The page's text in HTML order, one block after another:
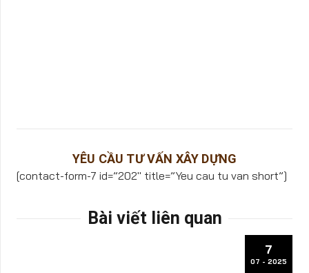
YÊU CẦU TƯ VẤN XÂY DỰNG
[contact-form-7 id=”202″ title=”Yeu cau tu van short”]
Bài viết liên quan
7
07 - 2025